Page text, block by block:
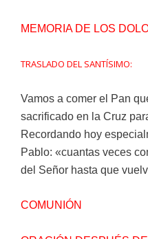
MEMORIA DE LOS
TRASLADO DEL SANTÍSIMO:
Vamos a comer el Pan
sacrificado en la Cruz
Recordando hoy
Pablo: «cuantas veces
del Señor hasta que
COMUNIÓN